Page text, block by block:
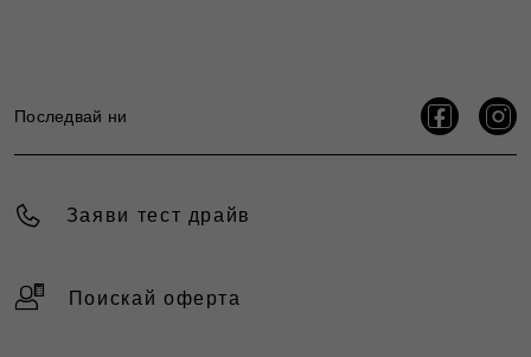
Последвай ни
Заяви тест драйв
Поискай оферта